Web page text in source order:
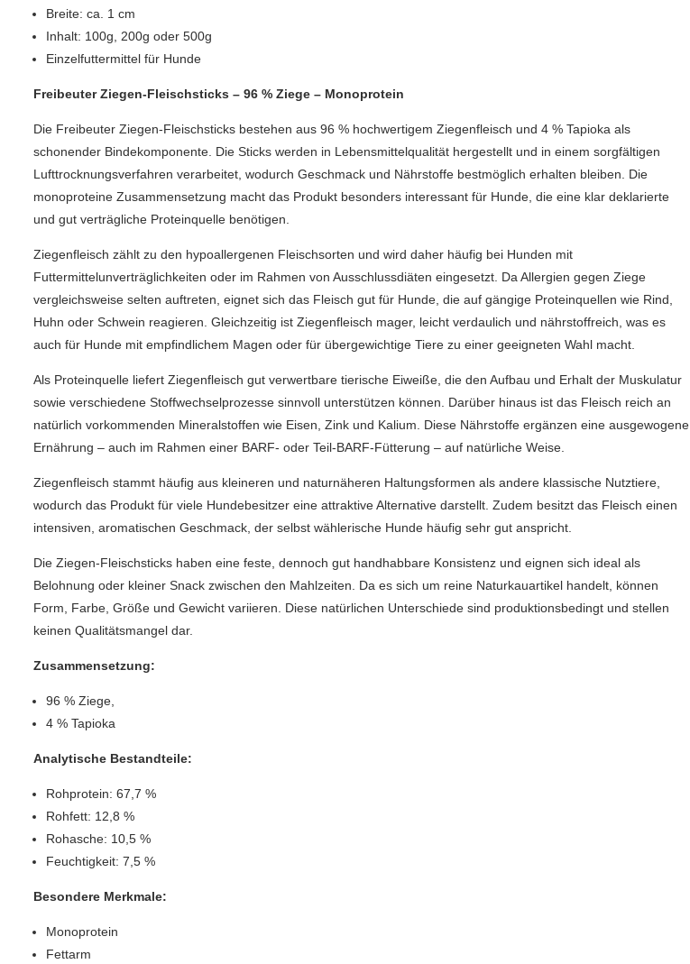
Breite: ca. 1 cm
Inhalt: 100g, 200g oder 500g
Einzelfuttermittel für Hunde
Freibeuter Ziegen-Fleischsticks – 96 % Ziege – Monoprotein
Die Freibeuter Ziegen-Fleischsticks bestehen aus 96 % hochwertigem Ziegenfleisch und 4 % Tapioka als
schonender Bindekomponente. Die Sticks werden in Lebensmittelqualität hergestellt und in einem sorgfältigen
Lufttrocknungsverfahren verarbeitet, wodurch Geschmack und Nährstoffe bestmöglich erhalten bleiben. Die
monoproteine Zusammensetzung macht das Produkt besonders interessant für Hunde, die eine klar deklarierte
und gut verträgliche Proteinquelle benötigen.
Ziegenfleisch zählt zu den hypoallergenen Fleischsorten und wird daher häufig bei Hunden mit
Futtermittelunverträglichkeiten oder im Rahmen von Ausschlussdiäten eingesetzt. Da Allergien gegen Ziege
vergleichsweise selten auftreten, eignet sich das Fleisch gut für Hunde, die auf gängige Proteinquellen wie Rind,
Huhn oder Schwein reagieren. Gleichzeitig ist Ziegenfleisch mager, leicht verdaulich und nährstoffreich, was es
auch für Hunde mit empfindlichem Magen oder für übergewichtige Tiere zu einer geeigneten Wahl macht.
Als Proteinquelle liefert Ziegenfleisch gut verwertbare tierische Eiweiße, die den Aufbau und Erhalt der Muskulatur
sowie verschiedene Stoffwechselprozesse sinnvoll unterstützen können. Darüber hinaus ist das Fleisch reich an
natürlich vorkommenden Mineralstoffen wie Eisen, Zink und Kalium. Diese Nährstoffe ergänzen eine ausgewogene
Ernährung – auch im Rahmen einer BARF‑ oder Teil‑BARF‑Fütterung – auf natürliche Weise.
Ziegenfleisch stammt häufig aus kleineren und naturnäheren Haltungsformen als andere klassische Nutztiere,
wodurch das Produkt für viele Hundebesitzer eine attraktive Alternative darstellt. Zudem besitzt das Fleisch einen
intensiven, aromatischen Geschmack, der selbst wählerische Hunde häufig sehr gut anspricht.
Die Ziegen-Fleischsticks haben eine feste, dennoch gut handhabbare Konsistenz und eignen sich ideal als
Belohnung oder kleiner Snack zwischen den Mahlzeiten. Da es sich um reine Naturkauartikel handelt, können
Form, Farbe, Größe und Gewicht variieren. Diese natürlichen Unterschiede sind produktionsbedingt und stellen
keinen Qualitätsmangel dar.
Zusammensetzung:
96 % Ziege,
4 % Tapioka
Analytische Bestandteile:
Rohprotein: 67,7 %
Rohfett: 12,8 %
Rohasche: 10,5 %
Feuchtigkeit: 7,5 %
Besondere Merkmale:
Monoprotein
Fettarm